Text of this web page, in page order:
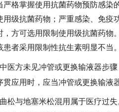
严格掌握使用抗菌药物预防感染
用级抗菌药物；严重感染、免疫
，方可选用限制使用级抗菌药物
患者采用限制性抗生素明显不当。
中医方未见冲管或更换输液器步
贯应用时，应当冲管或更换输液
曲松与地塞米松混用属于医疗过